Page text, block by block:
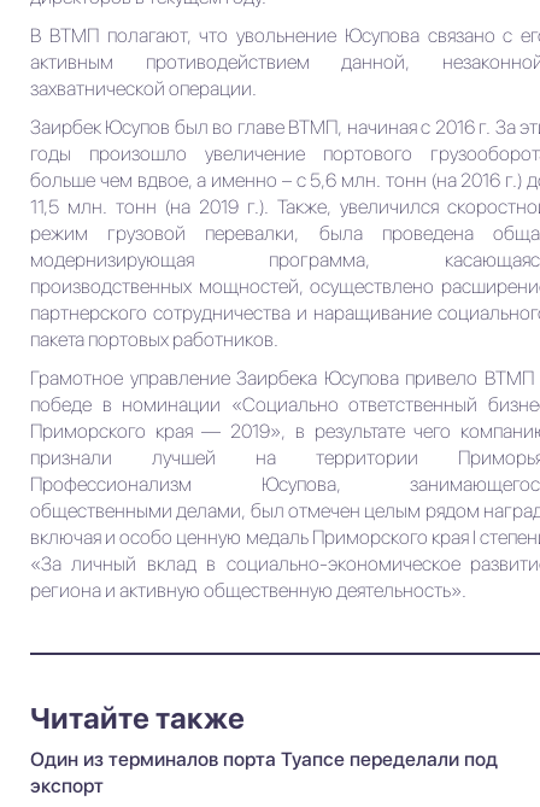
В ВТМП полагают, что увольнение Юсупова связано с
активным противодействием данной,
захватнической операции.
Заирбек Юсупов был во главе ВТМП, начиная с 2016 г. За
годы произошло увеличение портового
больше чем вдвое, а именно – с 5,6 млн. тонн (на 2016 г.)
11,5 млн. тонн (на 2019 г.). Также, увеличился
режим грузовой перевалки, была проведена
модернизирующая программа,
производственных мощностей, осуществлено
партнерского сотрудничества и наращивание
пакета портовых работников.
Грамотное управление Заирбека Юсупова привело ВТМП
победе в номинации «Социально ответственный
Приморского края — 2019», в результате чего
признали лучшей на территории
Профессионализм Юсупова,
общественными делами, был отмечен целым рядом
включая и особо ценную медаль Приморского края I
«За личный вклад в социально-экономическое
региона и активную общественную деятельность».
Читайте также
Один из терминалов порта Туапсе переделали под
экспорт